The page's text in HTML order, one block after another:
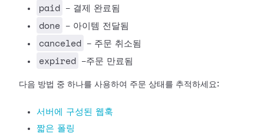
paid - 결제 완료됨
done - 아이템 전달됨
canceled - 주문 취소됨
expired -주문 만료됨
다음 방법 중 하나를 사용하여 주문 상태를 추적하세요:
서버에 구성된 웹훅
짧은 폴링